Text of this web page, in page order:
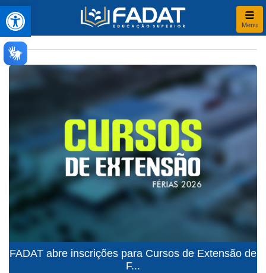
Abrir a barra de ferramentas
Menu
FADAT abre inscrições para Cursos de Extensão de
F...